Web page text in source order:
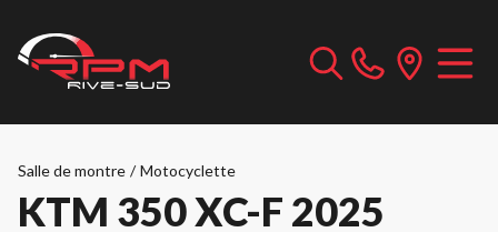
Salle de montre / Motocyclette
KTM 350 XC-F 2025